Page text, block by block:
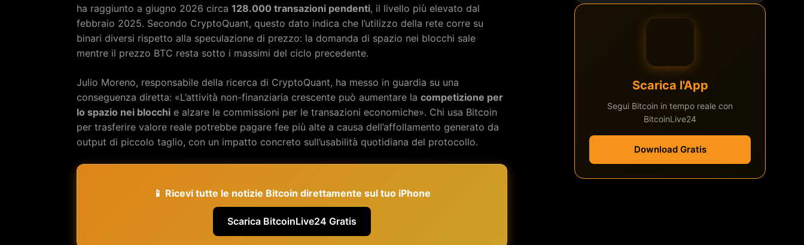
ha raggiunto a giugno 2026 circa 128.000 transazioni pendenti, il livello più elevato dal
febbraio 2025. Secondo CryptoQuant, questo dato indica che l’utilizzo della rete corre su
binari diversi rispetto alla speculazione di prezzo: la domanda di spazio nei blocchi sale
mentre il prezzo BTC resta sotto i massimi del ciclo precedente.
Julio Moreno, responsabile della ricerca di CryptoQuant, ha messo in guardia su una
conseguenza diretta: «L’attività non-finanziaria crescente può aumentare la competizione per
lo spazio nei blocchi e alzare le commissioni per le transazioni economiche». Chi usa Bitcoin
per trasferire valore reale potrebbe pagare fee più alte a causa dell’affollamento generato da
output di piccolo taglio, con un impatto concreto sull’usabilità quotidiana del protocollo.
📱 Ricevi tutte le notizie Bitcoin direttamente sul tuo iPhone
Scarica BitcoinLive24 Gratis
Scarica l'App
Segui Bitcoin in tempo reale con
BitcoinLive24
Download Gratis